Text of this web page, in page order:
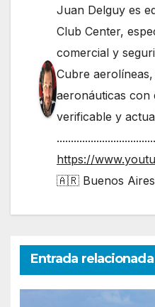
Juan Delguy es
Club Center,
comercial y
Cubre
aeronáuticas
verificable y
https://
🇦🇷 Buenos Aires
Entrada relacionada